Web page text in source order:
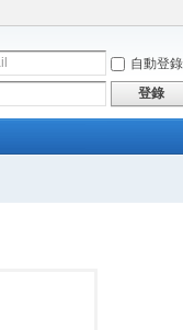
自動登錄
登錄